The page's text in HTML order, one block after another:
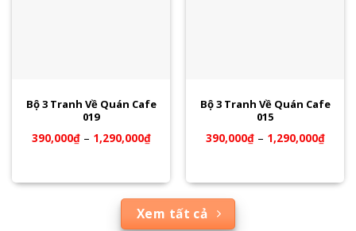
Bộ 3 Tranh Về Quán Cafe
019
390,000₫– 1,290,000₫
Bộ 3 Tranh Về Quán Cafe
015
390,000₫– 1,290,000₫
Xem tất cả